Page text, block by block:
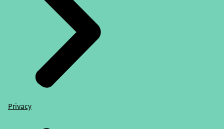
Privacy